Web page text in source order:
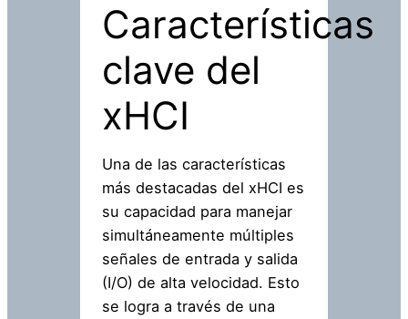
Características
clave del
xHCI
Una de las características
más destacadas del xHCI es
su capacidad para manejar
simultáneamente múltiples
señales de entrada y salida
(I/O) de alta velocidad. Esto
se logra a través de una